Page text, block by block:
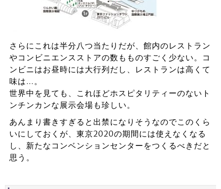
さらにこれは半分八つ当たりだが、館内のレストラン
やコンビニエンスストアの数もものすごく少ない。コ
ンビニはお昼時には大行列だし、レストランは高くて
味は…。
世界中を見ても、これほどホスピタリティーのないト
ンチンカンな展示会場も珍しい。
あんまり書きすぎると出禁になりそうなのでこのくら
いにしておくが、東京2020の期間には使えなくなる
し、新たなコンベンションセンターをつくるべきだと
思う。